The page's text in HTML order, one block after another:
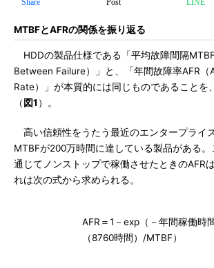
Share Post LINE
MTBFとAFRの関係を振り返る
HDDの製品仕様である「平均故障間隔
Between Failure）」と、「年間故障率AFR（
Rate）」が本質的には同じものであることを、
（ 図1 ）。
高い信頼性をうたう最近のエンタープライ
MTBFが200万時間に達している製品がある
通じてノンストップで稼働させたときのAFR
れは次の式から求められる。
AFR＝1－exp（－年間稼働時
（8760時間）/MTBF）